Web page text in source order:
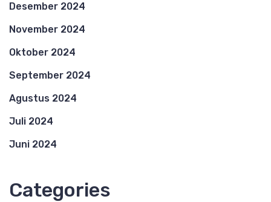
Desember 2024
November 2024
Oktober 2024
September 2024
Agustus 2024
Juli 2024
Juni 2024
Categories